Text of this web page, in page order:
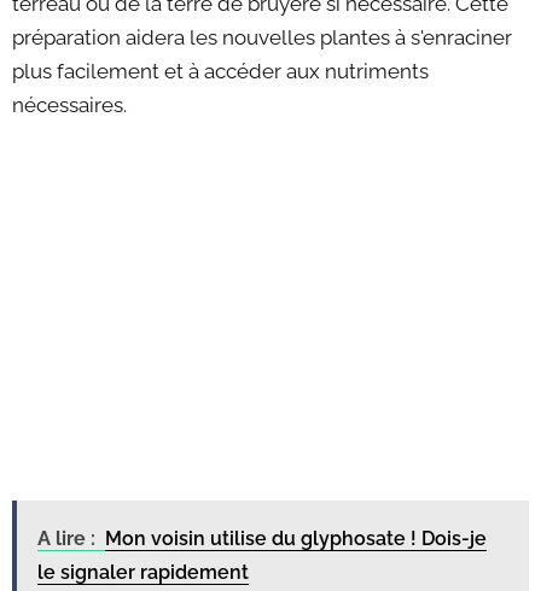
préparation aidera les nouvelles plantes à s'enraciner
plus facilement et à accéder aux nutriments
nécessaires.
A lire : Mon voisin utilise du glyphosate ! Dois-je
le signaler rapidement